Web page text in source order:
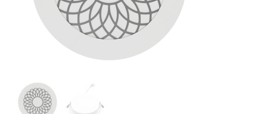
Privatumo politika
Atsiskaitymo informacija
Gamybos terminai ir procesas